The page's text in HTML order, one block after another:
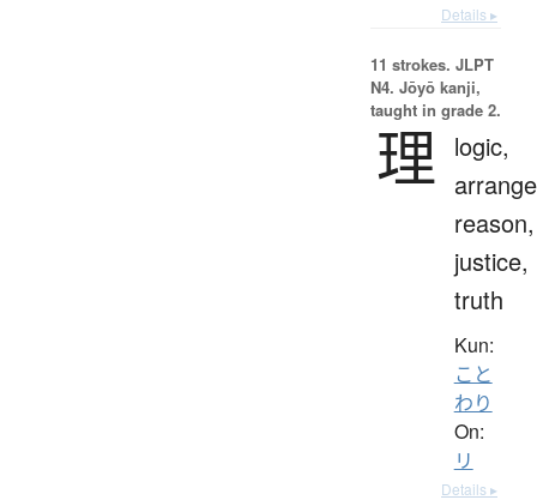
Details ▸
11 strokes. JLPT
N4. Jōyō kanji,
taught in grade 2.
理 logic,
reason,
justice,
truth
Kun:
こと
わり
On:
リ
Details ▸